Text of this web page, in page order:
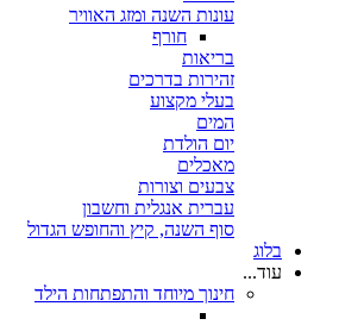
עונות השנה ומזג האוויר
חורף
בריאות
זהירות בדרכים
בעלי מקצוע
המים
יום הולדת
מאכלים
צבעים וצורות
עברית אנגלית וחשבון
סוף השנה, קיץ והחופש הגדול
בלוג
עוד...
חינוך מיוחד והתפתחות הילד